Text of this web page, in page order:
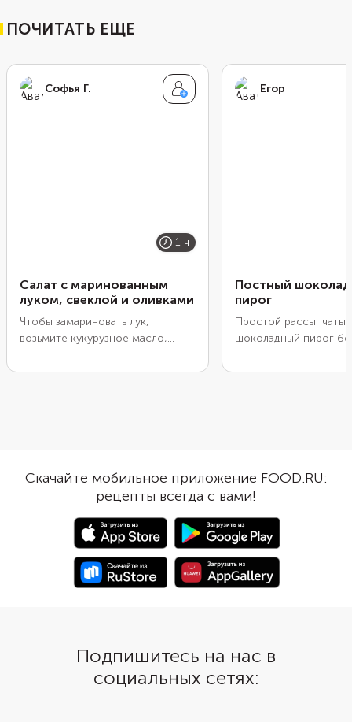
ПОЧИТАТЬ ЕЩЕ
Софья Г.
1 ч
Салат с маринованным
луком, свеклой и оливками
Чтобы замариновать лук,
возьмите кукурузное масло,
Свеклу отварите или запеките
Оливки берите зеленые без
косточек.
Егор
Постный
пирог
Простой рассыпчатый
шоколадный пирог
Скачайте мобильное приложение FOOD.RU:
рецепты всегда с вами!
Подпишитесь на нас в
социальных сетях: